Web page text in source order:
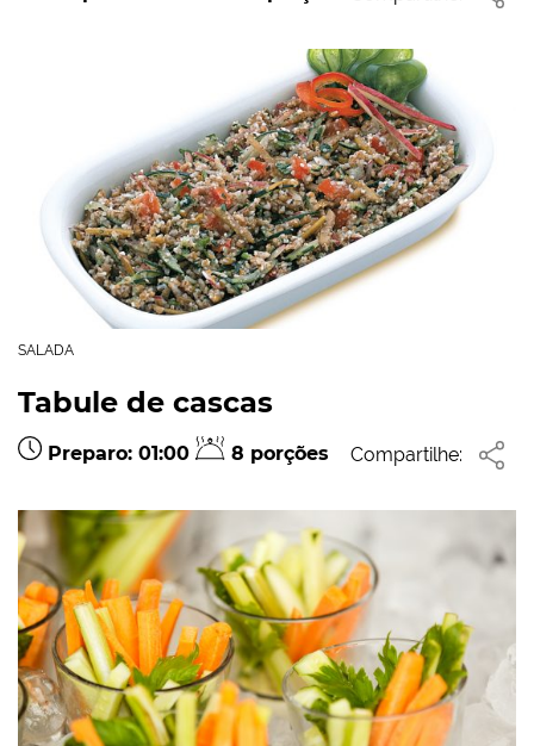
SALADA
Tabule de cascas
Preparo: 01:00 8 porções Compartilhe: